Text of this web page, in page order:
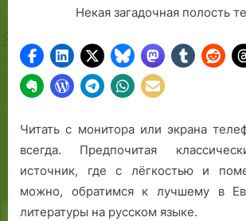
Некая загадочная полость
Читать с монитора или экрана
всегда. Предпочитая
источник, где с лёгкостью и
можно, обратимся к лучшему в
литературы на русском языке.